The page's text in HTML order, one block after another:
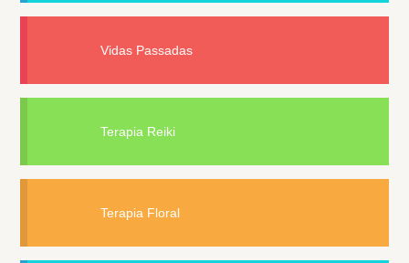
Vidas Passadas
Terapia Reiki
Terapia Floral